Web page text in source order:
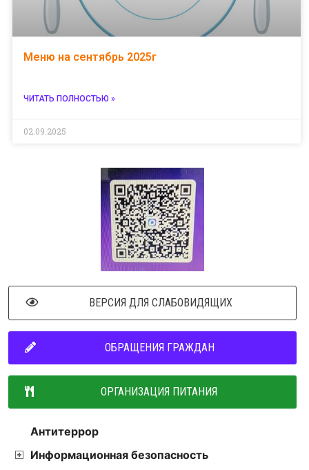
Меню на сентябрь 2025г
ЧИТАТЬ ПОЛНОСТЬЮ »
02.09.2025
ВЕРСИЯ ДЛЯ СЛАБОВИДЯЩИХ
ОБРАЩЕНИЯ ГРАЖДАН
ОРГАНИЗАЦИЯ ПИТАНИЯ
Антитеррор
Информационная безопасность